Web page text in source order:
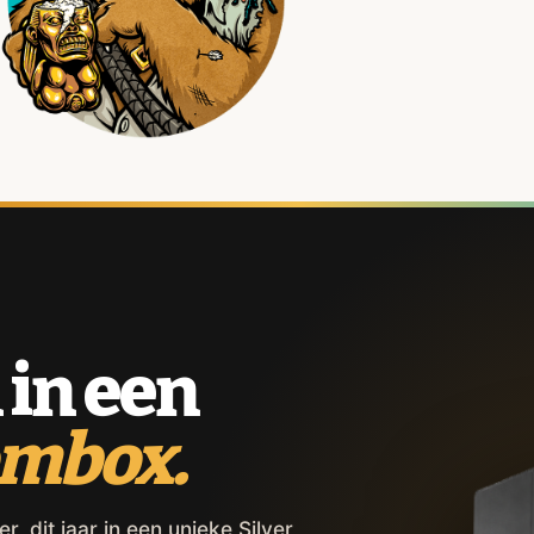
een
dit jaar in een unieke Silver